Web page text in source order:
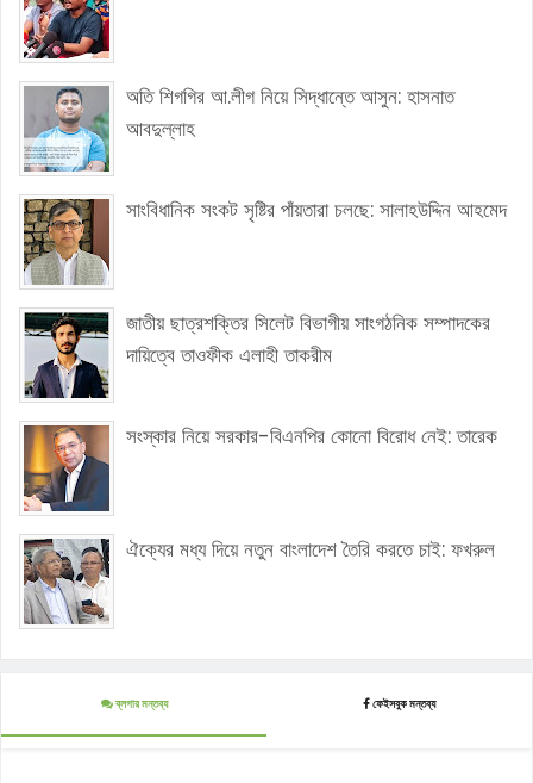
অতি শিগগির আ.লীগ নিয়ে সিদ্ধান্তে আসুন: হাসনাত
আবদুল্লাহ
সাংবিধানিক সংকট সৃষ্টির পাঁয়তারা চলছে: সালাহউদ্দিন আহমেদ
জাতীয় ছাত্রশক্তির সিলেট বিভাগীয় সাংগঠনিক সম্পাদকের
দায়িত্বে তাওফীক এলাহী তাকরীম
সংস্কার নিয়ে সরকার-বিএনপির কোনো বিরোধ নেই: তারেক
ঐক্যের মধ্য দিয়ে নতুন বাংলাদেশ তৈরি করতে চাই: ফখরুল
ব্লগার মন্তব্য ফেইসবুক মন্তব্য